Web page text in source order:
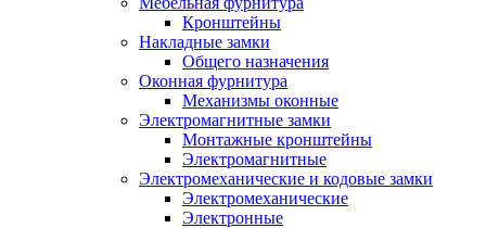
Кронштейны
Накладные замки
Общего назначения
Оконная фурнитура
Механизмы оконные
Электромагнитные замки
Монтажные кронштейны
Электромагнитные
Электромеханические и кодовые замки
Электромеханические
Электронные